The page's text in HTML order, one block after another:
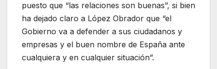
puesto que “las relaciones son buenas”, si bien
ha dejado claro a López Obrador que “el
Gobierno va a defender a sus ciudadanos y
empresas y el buen nombre de España ante
cualquiera y en cualquier situación”.